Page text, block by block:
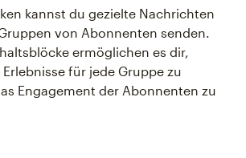
kannst du gezielte Nachrichten
von Abonnenten senden.
ermöglichen es dir,
für jede Gruppe zu
Engagement der Abonnenten zu